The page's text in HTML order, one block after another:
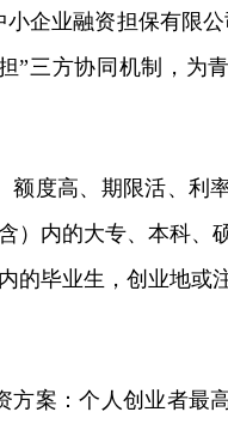
企业融资担保有限
”三方协同机制，为
度高、期限活、利
）内的大专、本科、
的毕业生，创业地或
案：个人创业者最